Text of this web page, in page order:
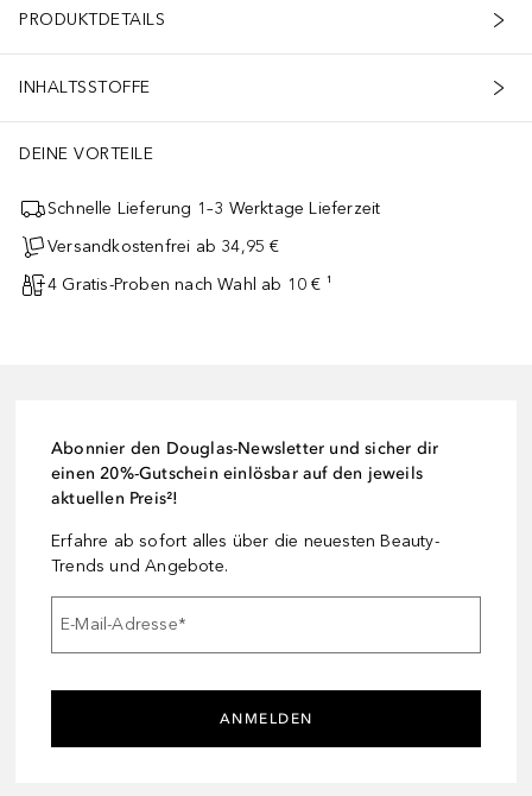
PRODUKTDETAILS
INHALTSSTOFFE
DEINE VORTEILE
Schnelle Lieferung 1–3 Werktage Lieferzeit
Versandkostenfrei ab 34,95 €
4 Gratis-Proben nach Wahl ab 10 € ¹
Abonnier den Douglas-Newsletter und sicher dir
einen 20%-Gutschein einlösbar auf den jeweils
aktuellen Preis²!
Erfahre ab sofort alles über die neuesten Beauty-
Trends und Angebote.
E-Mail-Adresse*
ANMELDEN